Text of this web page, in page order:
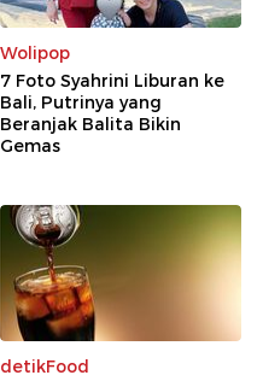
Wolipop
7 Foto Syahrini Liburan ke
Bali, Putrinya yang
Beranjak Balita Bikin
Gemas
detikFood